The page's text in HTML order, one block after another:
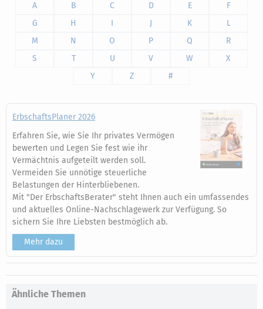
A
B C D E
F
G
H I J K
L
M
N O P Q
R
S
T U V W
X
Y
Z #
ErbschaftsPlaner 2026
Erfahren Sie, wie Sie Ihr privates Vermögen
bewerten und Legen Sie fest wie ihr
Vermächtnis aufgeteilt werden soll.
Vermeiden Sie unnötige steuerliche
Belastungen der Hinterbliebenen.
Mit "Der ErbschaftsBerater" steht Ihnen auch ein umfassendes
und aktuelles Online-Nachschlagewerk zur Verfügung. So
sichern Sie Ihre Liebsten bestmöglich ab.
Mehr dazu
Ähnliche Themen